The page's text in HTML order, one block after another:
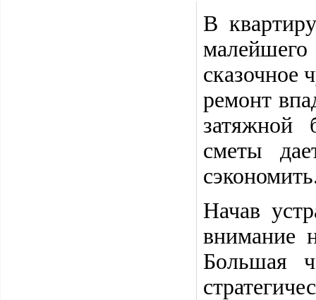
В
сказочное
ремонт
затяжной
сметы
Начав
внимание
Большая